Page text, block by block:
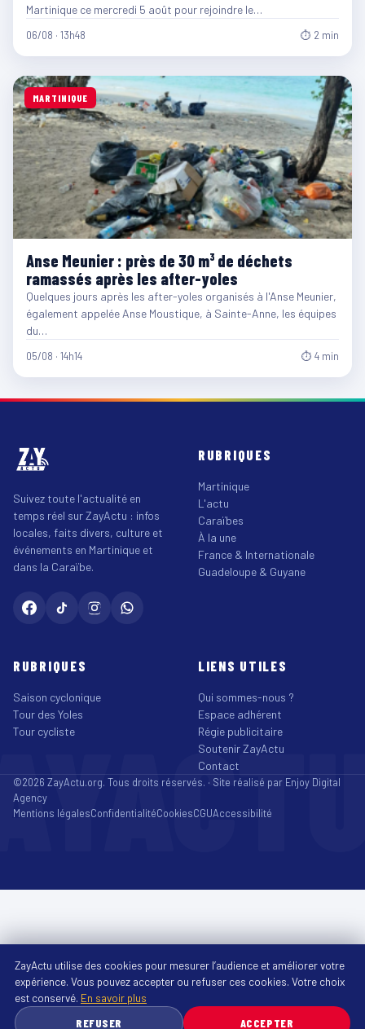
Martinique ce mercredi 5 août pour rejoindre le…
06/08 · 13h48 ⏱ 2 min
MARTINIQUE
Anse Meunier : près de 30 m³ de déchets
ramassés après les after-yoles
Quelques jours après les after-yoles organisés à l'Anse Meunier,
également appelée Anse Moustique, à Sainte-Anne, les équipes
du…
05/08 · 14h14 ⏱ 4 min
Suivez toute l'actualité en
temps réel sur ZayActu : infos
locales, faits divers, culture et
événements en Martinique et
dans la Caraïbe.
RUBRIQUES
Martinique
L'actu
Caraïbes
À la une
France & Internationale
Guadeloupe & Guyane
RUBRIQUES
Saison cyclonique
Tour des Yoles
Tour cycliste
LIENS UTILES
Qui sommes-nous ?
Espace adhérent
Régie publicitaire
Soutenir ZayActu
Contact
©2026 ZayActu.org. Tous droits réservés. · Site réalisé par Enjoy Digital
Agency
Mentions légalesConfidentialitéCookiesCGUAccessibilité
ZayActu utilise des cookies pour mesurer l’audience et améliorer votre
expérience. Vous pouvez accepter ou refuser ces cookies. Votre choix
est conservé. En savoir plus
REFUSER
ACCEPTER